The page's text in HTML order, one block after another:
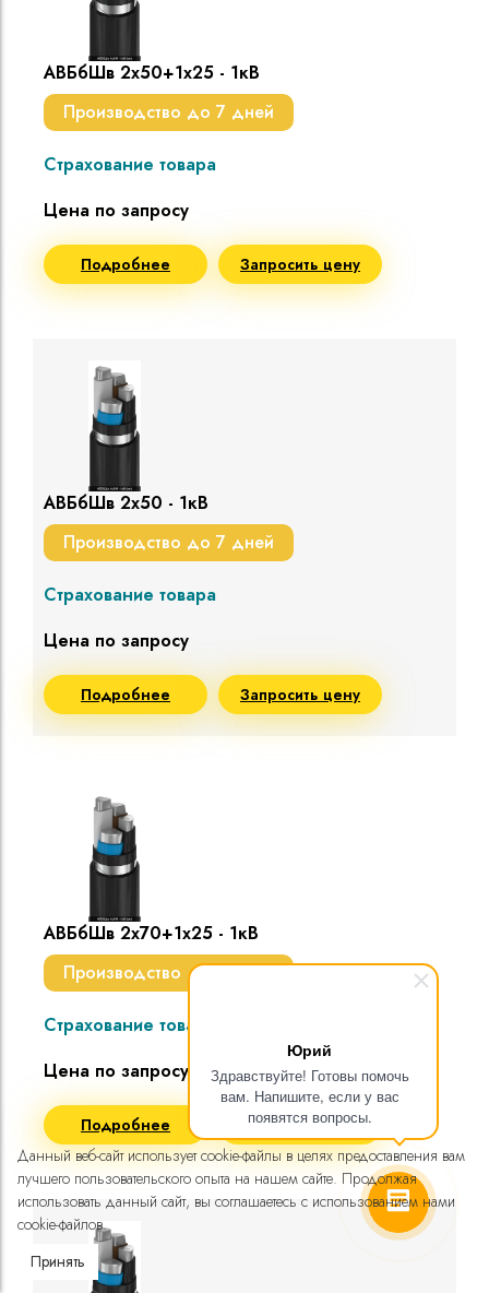
Юрий
Здравствуйте! Готовы помочь
вам. Напишите, если у вас
появятся вопросы.
АВБбШв 2х50+1х25 - 1кВ
Производство до 7 дней
Страхование товара
Цена по запросу
Подробнее Запросить цену
АВБбШв 2х50 - 1кВ
Производство до 7 дней
Страхование товара
Цена по запросу
Подробнее Запросить цену
АВБбШв 2х70+1х25 - 1кВ
Производство до 7 дней
Страхование товара
Цена по запросу
Подробнее
Запросить цену
Данный веб-сайт использует cookie-файлы в целях предоставления вам
лучшего пользовательского опыта на нашем сайте. Продолжая
использовать данный сайт, вы соглашаетесь с использованием нами
cookie-файлов.
Принять